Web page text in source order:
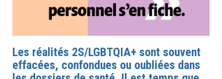
Les réalités 2S/LGBTQIA+ sont souvent
effacées, confondues ou oubliées dans